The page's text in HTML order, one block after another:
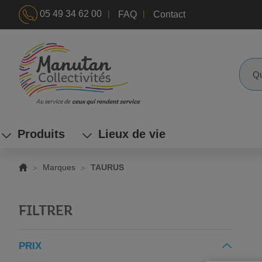
05 49 34 62 00 | FAQ | Contact
ALLEZ
AU
CONTENU
Produits Lieux de vie
Marques TAURUS
FILTRER
PRIX